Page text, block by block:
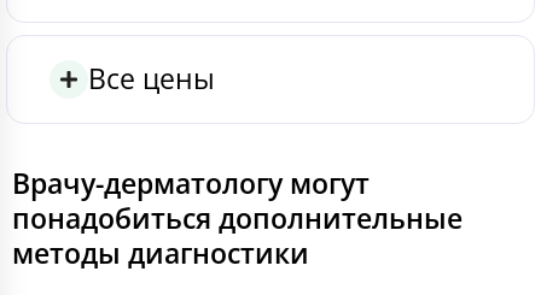
Все цены
Врачу-дерматологу могут
понадобиться дополнительные
методы диагностики